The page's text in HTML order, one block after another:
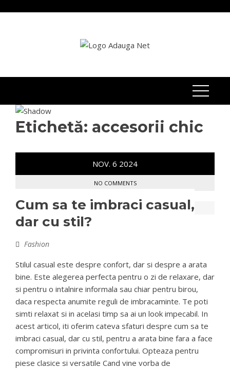
Etichetă: accesorii chic
NOV. 6 2024
NO COMMENTS
Cum sa te imbraci casual,
dar cu stil?
Fashion
Stilul casual este despre confort, dar si despre a arata
bine. Este alegerea perfecta pentru o zi de relaxare, dar
si pentru o intalnire informala sau chiar pentru birou,
daca respecta anumite reguli de imbracaminte. Te poti
simti relaxat si in acelasi timp sa ai un look impecabil. In
acest articol, iti oferim cateva sfaturi despre cum sa te
imbraci casual, dar cu stil, pentru a arata bine fara a face
compromisuri in privinta confortului. Opteaza pentru
piese clasice si versatile Cand vine vorba de